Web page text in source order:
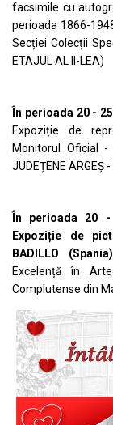
facsimile cu
perioada 1866-
Secției Colecții
ETAJUL AL II-LEA)
În perioada 20 -
Expoziție de
Monitorul Oficial -
JUDEȚENE ARGEȘ
În perioada 20 -
Expoziție de
BADILLO (Spania)
Excelență în
Complutense din